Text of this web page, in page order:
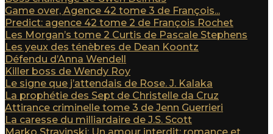
Game over, Agence 42 tome 3 de François...
Predict: agence 42 tome 2 de François Rochet
Les Morgan’s tome 2 Curtis de Pascale Stephens
Les yeux des ténèbres de Dean Koontz
Défendu d’Anna Wendell
Killer boss de Wendy Roy
Le signe que j’attendais de Rose. J. Kalaka
La prophétie des Sept de Christelle da Cruz
Attirance criminelle tome 3 de Jenn Guerrieri
La caresse du milliardaire de J.S. Scott